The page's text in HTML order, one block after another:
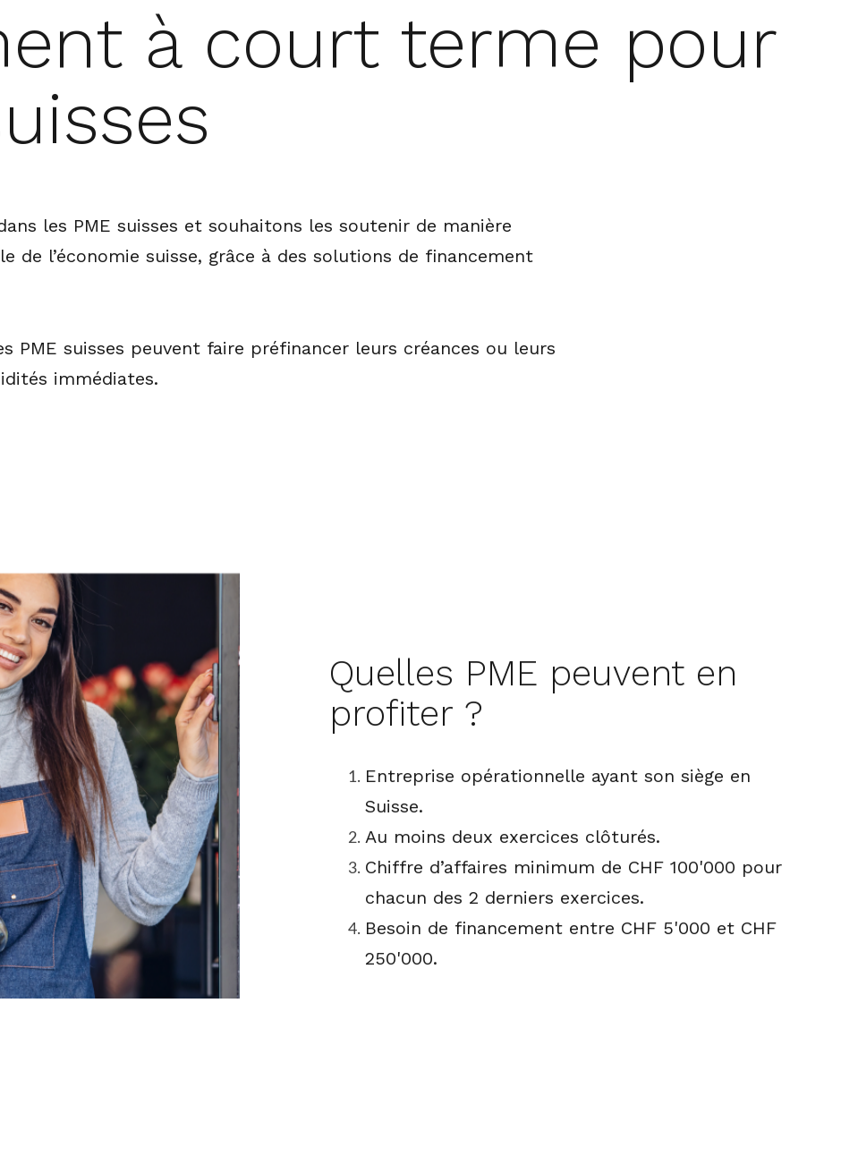
à court terme pour
les PME suisses et souhaitons les soutenir de manière
de l’économie suisse, grâce à des solutions de financement
PME suisses peuvent faire préfinancer leurs créances ou leurs
immédiates.
Quelles PME peuvent en
profiter ?
Entreprise opérationnelle ayant son siège en
Suisse.
Au moins deux exercices clôturés.
Chiffre d’affaires minimum de CHF 100'000 pour
chacun des 2 derniers exercices.
Besoin de financement entre CHF 5'000 et CHF
250'000.